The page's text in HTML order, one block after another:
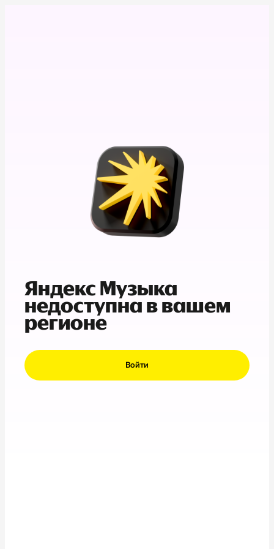
Яндекс Музыка
недоступна в вашем
регионе
Войти